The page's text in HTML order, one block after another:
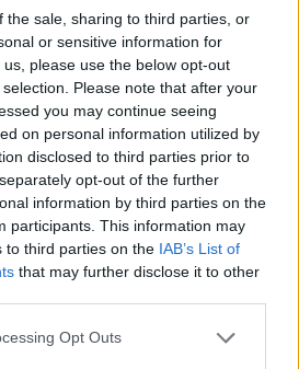
the sale, sharing to third parties, or
or sensitive information for
please use the below opt-out
Please note that after your
you may continue seeing
on personal information utilized by
disclosed to third parties prior to
opt-out of the further
information by third parties on the
participants. This information may
to third parties on the IAB’s List of
that may further disclose it to other
Opt Outs
στον
να αρπάξουν το